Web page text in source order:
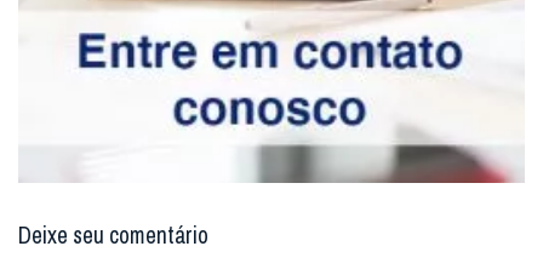
Deixe seu comentário